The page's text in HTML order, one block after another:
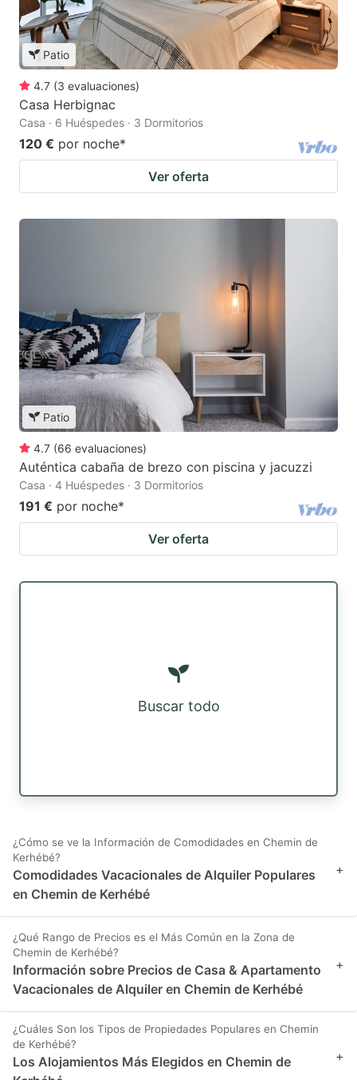
Patio
4.7 (3 evaluaciones)
Casa Herbignac
Casa · 6 Huéspedes · 3 Dormitorios
120 € por noche*
Ver oferta
Patio
4.7 (66 evaluaciones)
Auténtica cabaña de brezo con piscina y jacuzzi
Casa · 4 Huéspedes · 3 Dormitorios
191 € por noche*
Ver oferta
Buscar todo
¿Cómo se ve la Información de Comodidades en Chemin de
Kerhébé?
Comodidades Vacacionales de Alquiler Populares
en Chemin de Kerhébé
+
¿Qué Rango de Precios es el Más Común en la Zona de
Chemin de Kerhébé?
Información sobre Precios de Casa & Apartamento
Vacacionales de Alquiler en Chemin de Kerhébé
+
¿Cuáles Son los Tipos de Propiedades Populares en Chemin
de Kerhébé?
Los Alojamientos Más Elegidos en Chemin de
+